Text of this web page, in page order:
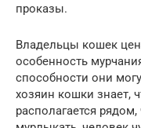
проказы.
Владельцы кошек
особенность
способности они
хозяин кошки знает,
располагается